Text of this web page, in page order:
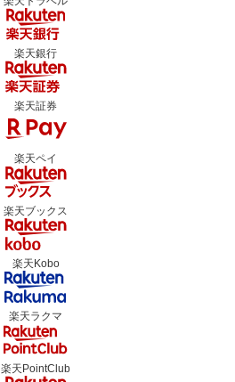
楽天銀行
楽天証券
楽天ペイ
楽天ブックス
楽天Kobo
楽天ラクマ
楽天PointClub